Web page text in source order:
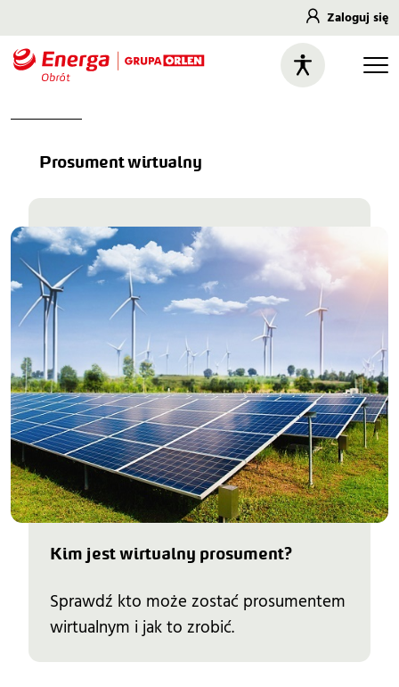
Zaloguj się
Prosument wirtualny
Kim jest wirtualny prosument?
Sprawdź kto może zostać prosumentem
wirtualnym i jak to zrobić.